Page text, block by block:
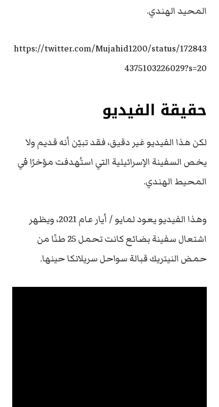
المحيد الهندي.
https://twitter.com/Mujahid1200/status/172843
4375103226029?s=20
حقيقة الفيديو
لكن هذا الفيديو غير دقيق، فقد تبيّن أنه قديم ولا
يخص السفينة الإسرائيلية التي استُهدفت مؤخرًا في
المحيط الهندي.
وهذا الفيديو يعود لمايو / أيار عام 2021، ويظهر
اشتعال سفينة بضائع كانت تحمل 25 طنًا من
حمض النيتريك قبالة سواحل سريلانكا حينها.